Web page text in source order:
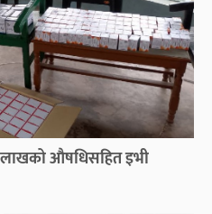
औषधिसहित इभी